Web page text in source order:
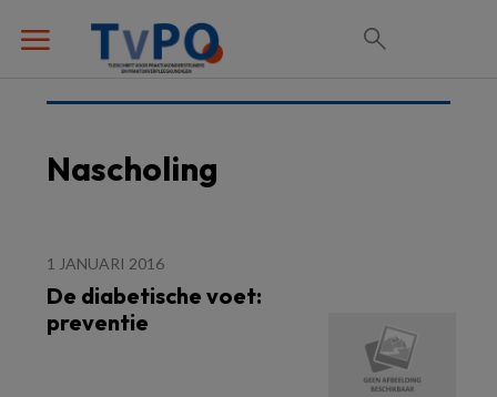
Nascholing
1 JANUARI 2016
De diabetische voet:
preventie